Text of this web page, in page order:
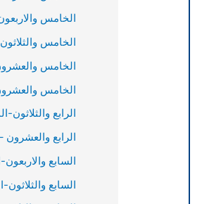
الخامس
الخامس
الخامس
الخامس
الرابع
الرابع
السابع
السابع والثلاثون-